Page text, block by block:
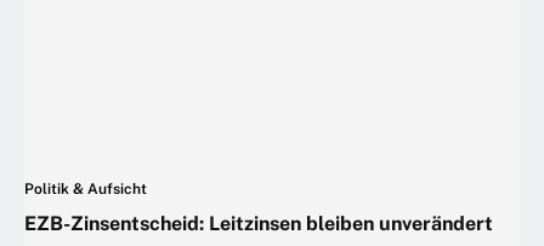
Politik & Aufsicht
EZB-Zinsentscheid: Leitzinsen bleiben unverändert